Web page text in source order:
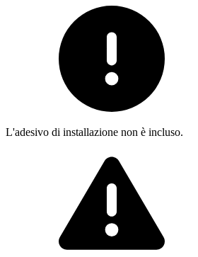
L'adesivo di installazione non è incluso.